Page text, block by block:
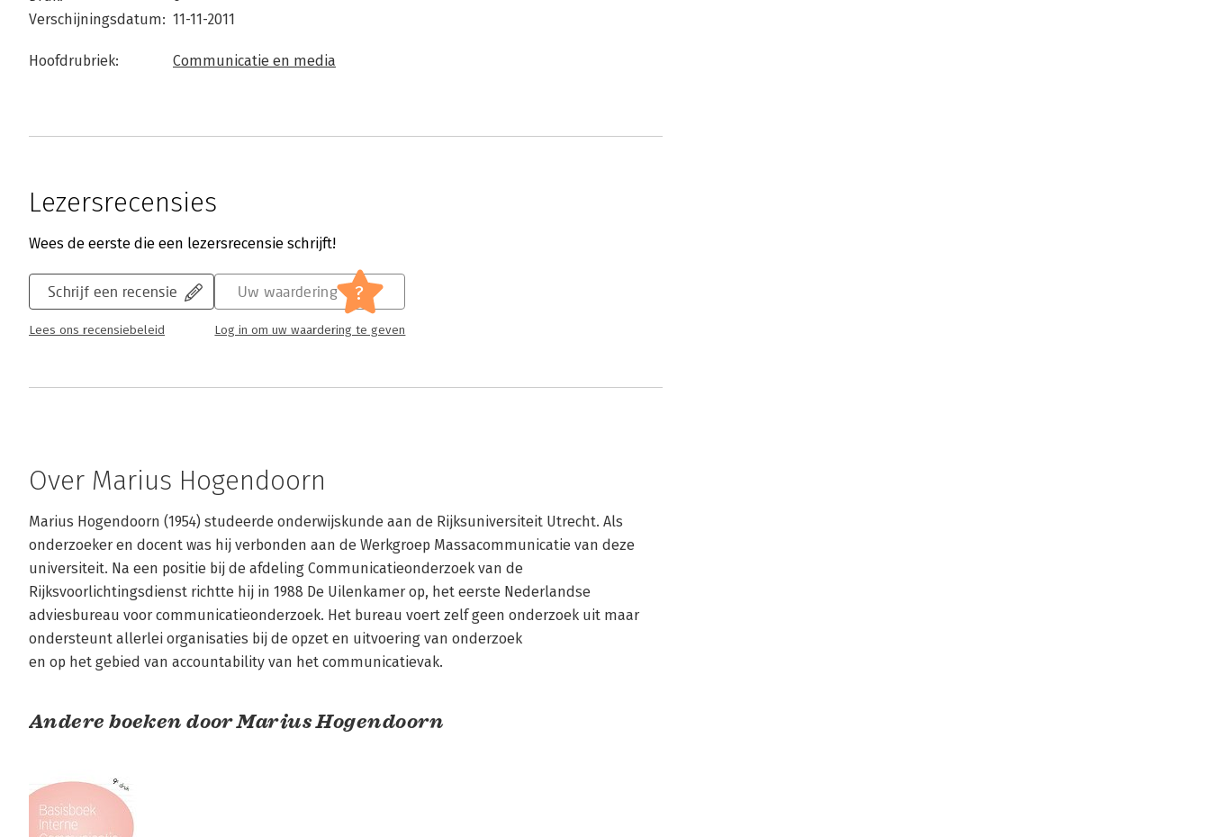
Verschijningsdatum: 11-11-2011
Hoofdrubriek: Communicatie en media
Lezersrecensies
Wees de eerste die een lezersrecensie schrijft!
Schrijf een recensie
Lees ons recensiebeleid
Uw waardering ?
Log in om uw waardering te geven
Over Marius Hogendoorn
Marius Hogendoorn (1954) studeerde onderwijskunde aan de Rijksuniversiteit Utrecht. Als
onderzoeker en docent was hij verbonden aan de Werkgroep Massacommunicatie van deze
universiteit. Na een positie bij de afdeling Communicatieonderzoek van de
Rijksvoorlichtingsdienst richtte hij in 1988 De Uilenkamer op, het eerste Nederlandse
adviesbureau voor communicatieonderzoek. Het bureau voert zelf geen onderzoek uit maar
ondersteunt allerlei organisaties bij de opzet en uitvoering van onderzoek
en op het gebied van accountability van het communicatievak.
Andere boeken door Marius Hogendoorn